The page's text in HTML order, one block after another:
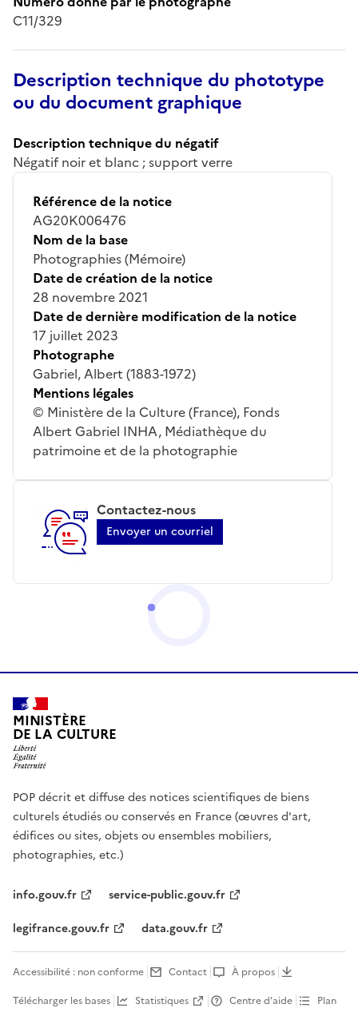
C11/329
Description technique du phototype
ou du document graphique
Description technique du négatif
Négatif noir et blanc ; support verre
Référence de la notice
AG20K006476
Nom de la base
Photographies (Mémoire)
Date de création de la notice
28 novembre 2021
Date de dernière modification de la notice
17 juillet 2023
Photographe
Gabriel, Albert (1883-1972)
Mentions légales
© Ministère de la Culture (France), Fonds
Albert Gabriel INHA, Médiathèque du
patrimoine et de la photographie
Contactez-nous
Envoyer un courriel
MINISTÈRE
DE LA CULTURE
POP décrit et diffuse des notices scientifiques de biens
culturels étudiés ou conservés en France (œuvres d'art,
édifices ou sites, objets ou ensembles mobiliers,
photographies, etc.)
info.gouv.fr
service-public.gouv.fr
legifrance.gouv.fr
data.gouv.fr
Accessibilité : non conforme Contact
À propos
Télécharger les bases
Statistiques Centre d’aide
Plan